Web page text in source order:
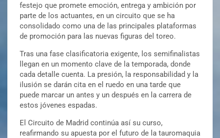
festejo que promete emoción, entrega y ambición por
parte de los actuantes, en un circuito que se ha
consolidado como una de las principales plataformas
de promoción para las nuevas figuras del toreo.
Tras una fase clasificatoria exigente, los semifinalistas
llegan en un momento clave de la temporada, donde
cada detalle cuenta. La presión, la responsabilidad y la
ilusión se darán cita en el ruedo en una tarde que
puede marcar un antes y un después en la carrera de
estos jóvenes espadas.
El Circuito de Madrid continúa así su curso,
reafirmando su apuesta por el futuro de la tauromaquia